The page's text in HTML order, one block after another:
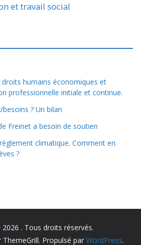
et travail social
humains économiques et
professionnelle initiale et continue.
? Un bilan
Freinet a besoin de soutien
climatique. Comment en
?
. Tous droits réservés.
ThemeGrill. Propulsé par WordPress.